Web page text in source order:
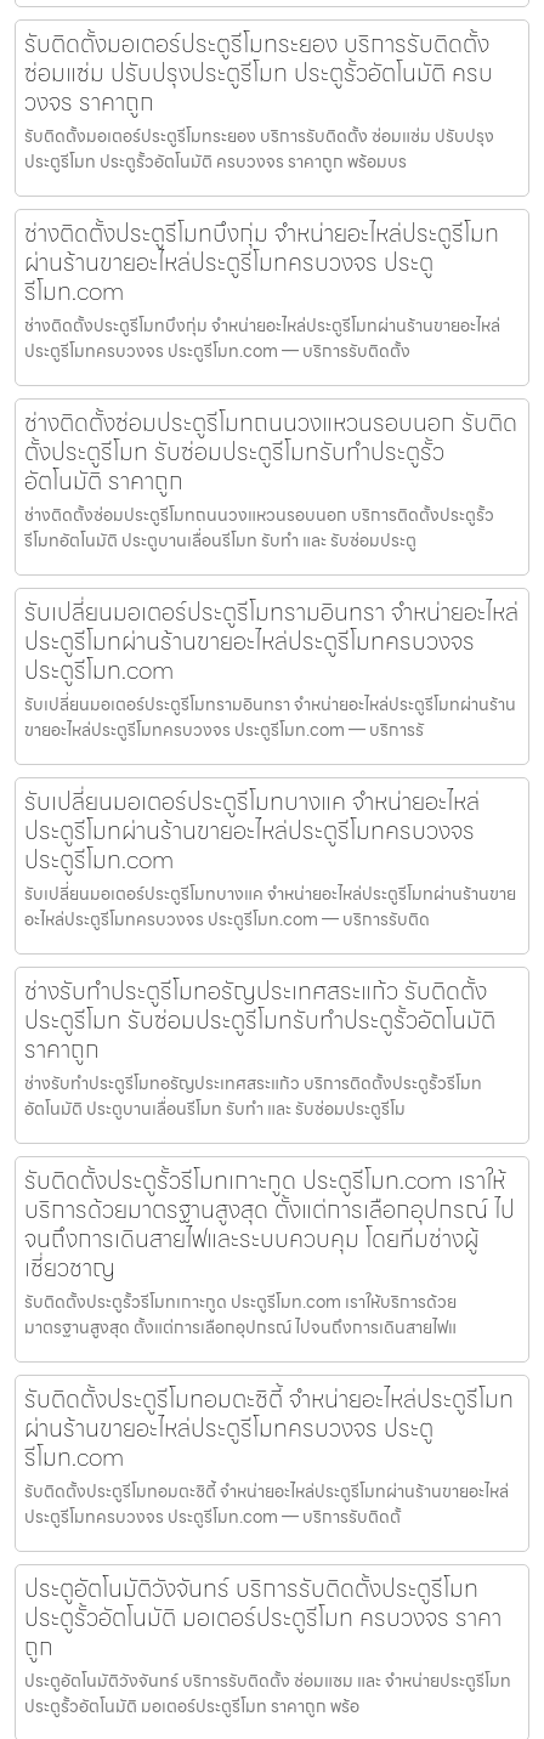
รับติดตั้งมอเตอร์ประตูรีโมทระยอง บริการรับติดตั้ง
ซ่อมแซ่ม ปรับปรุงประตูรีโมท ประตูรั้วอัตโนมัติ ครบ
วงจร ราคาถูก
รับติดตั้งมอเตอร์ประตูรีโมทระยอง บริการรับติดตั้ง ซ่อมแซ่ม ปรับปรุง
ประตูรีโมท ประตูรั้วอัตโนมัติ ครบวงจร ราคาถูก พร้อมบร
ช่างติดตั้งประตูรีโมทบึงกุ่ม จำหน่ายอะไหล่ประตูรีโมท
ผ่านร้านขายอะไหล่ประตูรีโมทครบวงจร ประตู
รีโมท.com
ช่างติดตั้งประตูรีโมทบึงกุ่ม จำหน่ายอะไหล่ประตูรีโมทผ่านร้านขายอะไหล่
ประตูรีโมทครบวงจร ประตูรีโมท.com — บริการรับติดตั้ง
ช่างติดตั้งซ่อมประตูรีโมทถนนวงแหวนรอบนอก รับติด
ตั้งประตูรีโมท รับซ่อมประตูรีโมทรับทำประตูรั้ว
อัตโนมัติ ราคาถูก
ช่างติดตั้งซ่อมประตูรีโมทถนนวงแหวนรอบนอก บริการติดตั้งประตูรั้ว
รีโมทอัตโนมัติ ประตูบานเลื่อนรีโมท รับทำ และ รับซ่อมประตู
รับเปลี่ยนมอเตอร์ประตูรีโมทรามอินทรา จำหน่ายอะไหล่
ประตูรีโมทผ่านร้านขายอะไหล่ประตูรีโมทครบวงจร
ประตูรีโมท.com
รับเปลี่ยนมอเตอร์ประตูรีโมทรามอินทรา จำหน่ายอะไหล่ประตูรีโมทผ่านร้าน
ขายอะไหล่ประตูรีโมทครบวงจร ประตูรีโมท.com — บริการรั
รับเปลี่ยนมอเตอร์ประตูรีโมทบางแค จำหน่ายอะไหล่
ประตูรีโมทผ่านร้านขายอะไหล่ประตูรีโมทครบวงจร
ประตูรีโมท.com
รับเปลี่ยนมอเตอร์ประตูรีโมทบางแค จำหน่ายอะไหล่ประตูรีโมทผ่านร้านขาย
อะไหล่ประตูรีโมทครบวงจร ประตูรีโมท.com — บริการรับติด
ช่างรับทำประตูรีโมทอรัญประเทศสระแก้ว รับติดตั้ง
ประตูรีโมท รับซ่อมประตูรีโมทรับทำประตูรั้วอัตโนมัติ
ราคาถูก
ช่างรับทำประตูรีโมทอรัญประเทศสระแก้ว บริการติดตั้งประตูรั้วรีโมท
อัตโนมัติ ประตูบานเลื่อนรีโมท รับทำ และ รับซ่อมประตูรีโม
รับติดตั้งประตูรั้วรีโมทเกาะกูด ประตูรีโมท.com เราให้
บริการด้วยมาตรฐานสูงสุด ตั้งแต่การเลือกอุปกรณ์ ไป
จนถึงการเดินสายไฟและระบบควบคุม โดยทีมช่างผู้
เชี่ยวชาญ
รับติดตั้งประตูรั้วรีโมทเกาะกูด ประตูรีโมท.com เราให้บริการด้วย
มาตรฐานสูงสุด ตั้งแต่การเลือกอุปกรณ์ ไปจนถึงการเดินสายไฟแ
รับติดตั้งประตูรีโมทอมตะซิตี้ จำหน่ายอะไหล่ประตูรีโมท
ผ่านร้านขายอะไหล่ประตูรีโมทครบวงจร ประตู
รีโมท.com
รับติดตั้งประตูรีโมทอมตะซิตี้ จำหน่ายอะไหล่ประตูรีโมทผ่านร้านขายอะไหล่
ประตูรีโมทครบวงจร ประตูรีโมท.com — บริการรับติดตั้
ประตูอัตโนมัติวังจันทร์ บริการรับติดตั้งประตูรีโมท
ประตูรั้วอัตโนมัติ มอเตอร์ประตูรีโมท ครบวงจร ราคา
ถูก
ประตูอัตโนมัติวังจันทร์ บริการรับติดตั้ง ซ่อมแซม และ จำหน่ายประตูรีโมท
ประตูรั้วอัตโนมัติ มอเตอร์ประตูรีโมท ราคาถูก พร้อ